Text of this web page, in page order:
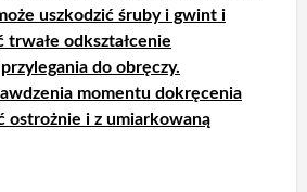
uszkodzić śruby i gwint i
trwałe odkształcenie
do obręczy.
momentu dokręcenia
ostrożnie i z umiarkowaną